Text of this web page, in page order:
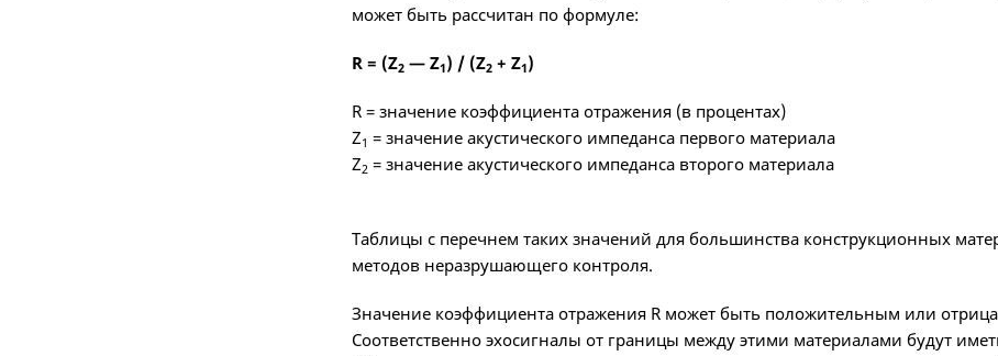
может быть рассчитан по формуле:
R = (Z2— Z1) / (Z2+ Z1)
R = значение коэффициента отражения (в процентах)
Z1 = значение акустического импеданса первого материала
Z2 = значение акустического импеданса второго материала
Таблицы с перечнем таких значений для большинства конструкционных
методов неразрушающего контроля.
Значение коэффициента отражения R может быть положительным или
Соответственно эхосигналы от границы между этими материалами будут